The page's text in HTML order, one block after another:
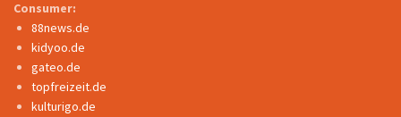
Consumer:
88news.de
kidyoo.de
gateo.de
topfreizeit.de
kulturigo.de